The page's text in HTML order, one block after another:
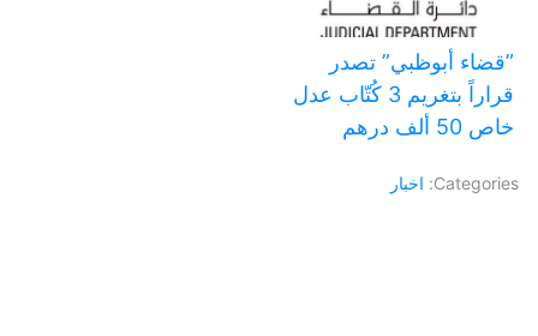
‏”قضاء أبوظبي” تصدر
قراراً بتغريم 3 كُتّاب عدل
خاص 50 ألف درهم
Categories: اخبار